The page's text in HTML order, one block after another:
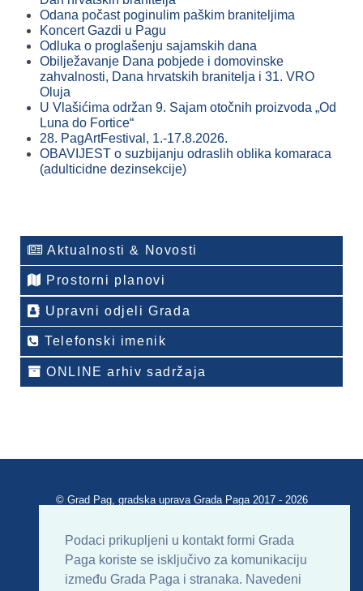
Podaci prikupljeni u kontakt formi Grada
Paga koriste se isključivo za komunikaciju
između Grada Paga i stranaka. Navedeni
Odana počast poginulim paškim braniteljima
Koncert Gazdi u Pagu
Odluka o proglašenju sajamskih dana
Obilježavanje Dana pobjede i domovinske
zahvalnosti, Dana hrvatskih branitelja i 31. VRO
Oluja
U Vlašićima održan 9. Sajam otočnih proizvoda „Od
Luna do Fortice“
28. PagArtFestival, 1.-17.8.2026.
OBAVIJEST o suzbijanju odraslih oblika komaraca
(adulticidne dezinsekcije)
Aktualnosti & Novosti
Prostorni planovi
Upravni odjeli Grada
Telefonski imenik
ONLINE arhiv sadržaja
© Grad Pag, gradska uprava Grada Paga 2017 - 2026
Uvjeti korištenja Impressum Kontakt